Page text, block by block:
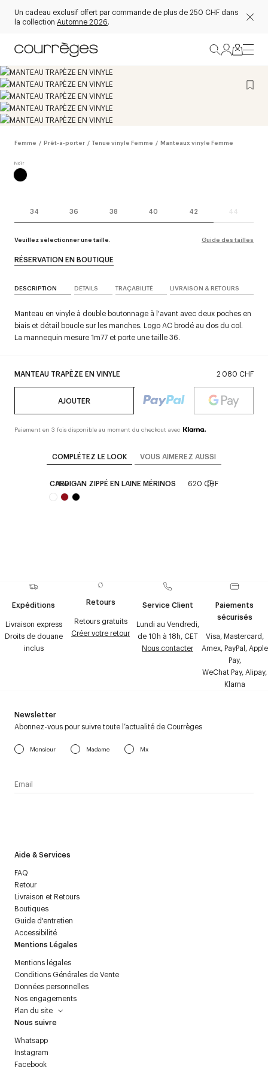
Un cadeau exclusif offert par commande de plus de 250 CHF dans
la collection Automne 2026.
Femme / Prêt-à-porter / Tenue vinyle Femme / Manteaux vinyle Femme
34 36 38 40 42 44
Veuillez sélectionner une taille. Guide des tailles
MANTEAU TRAPÈZE EN VINYLE 2 080 CHF
AJOUTER
Paiement en 3 fois disponible au moment du checkout avec
RÉSERVATION EN BOUTIQUE
DESCRIPTION DÉTAILS TRAÇABILITÉ LIVRAISON & RETOURS
Manteau en vinyle à double boutonnage à l'avant avec deux poches en
biais et détail boucle sur les manches. Logo AC brodé au dos du col.
La mannequin mesure 1m77 et porte une taille 36.
COMPLÉTEZ LE LOOK VOUS AIMEREZ AUSSI
New
CARDIGAN ZIPPÉ EN LAINE MÉRINOS 620 CHF
Expéditions
Livraison express
Droits de douane
inclus
Retours
Retours gratuits
Créer votre retour
Service Client
Lundi au Vendredi,
de 10h à 18h, CET
Nous contacter
Paiements
sécurisés
Visa, Mastercard,
Amex, PayPal, Apple
Pay,
WeChat Pay, Alipay,
Klarna
Aide & Services
FAQ
Retour
Livraison et Retours
Boutiques
Guide d'entretien
Accessibilité
Mentions Légales
Mentions légales
Conditions Générales de Vente
Données personnelles
Nos engagements
Plan du site
Nous suivre
Whatsapp
Instagram
Facebook
Newsletter
Abonnez-vous pour suivre toute l’actualité de Courrèges
Monsieur Madame Mx